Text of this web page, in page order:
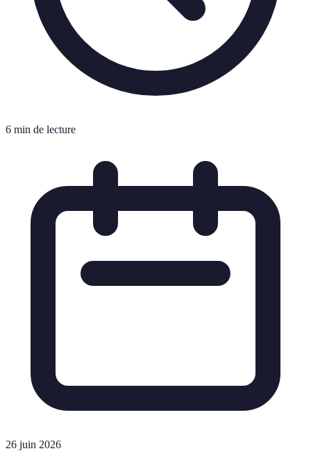
6 min de lecture
26 juin 2026